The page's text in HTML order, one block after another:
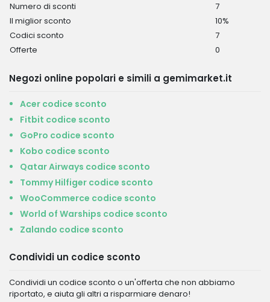
Numero di sconti
7
Il miglior sconto
10%
Codici sconto
7
Offerte
0
Negozi online popolari e simili a gemimarket.it
Acer codice sconto
Fitbit codice sconto
GoPro codice sconto
Kobo codice sconto
Qatar Airways codice sconto
Tommy Hilfiger codice sconto
WooCommerce codice sconto
World of Warships codice sconto
Zalando codice sconto
Condividi un codice sconto
Condividi un codice sconto o un'offerta che non abbiamo
riportato, e aiuta gli altri a risparmiare denaro!